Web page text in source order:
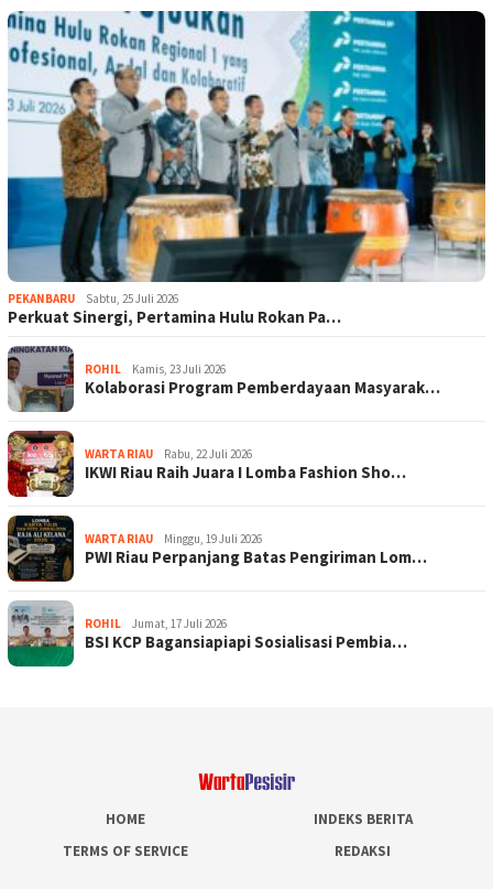
PEKANBARU Sabtu, 25 Juli 2026
Perkuat Sinergi, Pertamina Hulu Rokan Pa…
ROHIL Kamis, 23 Juli 2026
Kolaborasi Program Pemberdayaan Masyarak…
WARTA RIAU Rabu, 22 Juli 2026
IKWI Riau Raih Juara I Lomba Fashion Sho…
WARTA RIAU Minggu, 19 Juli 2026
PWI Riau Perpanjang Batas Pengiriman Lom…
ROHIL Jumat, 17 Juli 2026
BSI KCP Bagansiapiapi Sosialisasi Pembia…
HOME
INDEKS BERITA
TERMS OF SERVICE
REDAKSI